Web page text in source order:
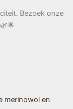
Bezoek onze
merinowol en